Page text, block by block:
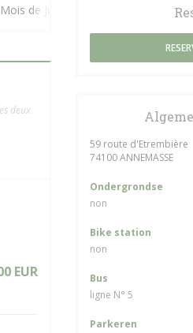
Mois de Juin 2026
deux
EUR
59 route d'Etrembière
74100 ANNEMASSE
Ondergrondse
non
Bike station
non
Bus
ligne N° 5
Parkeren